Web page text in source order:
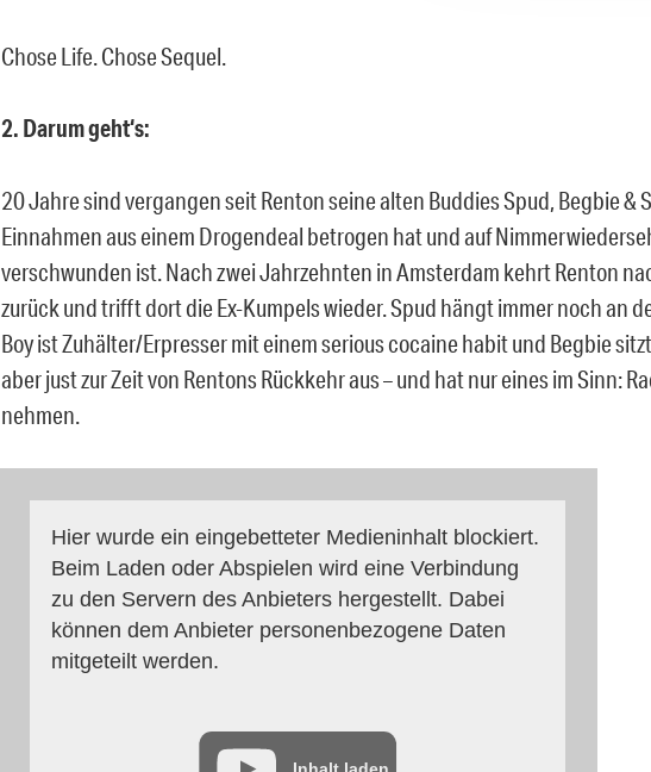
Chose Life. Chose Sequel.
2. Darum geht‘s:
20 Jahre sind vergangen seit Renton seine alten Buddies Spud, Begbie &
Einnahmen aus einem Drogendeal betrogen hat und auf
verschwunden ist. Nach zwei Jahrzehnten in Amsterdam kehrt Renton
zurück und trifft dort die Ex-Kumpels wieder. Spud hängt immer noch an
Boy ist Zuhälter/Erpresser mit einem serious cocaine habit und Begbie
aber just zur Zeit von Rentons Rückkehr aus – und hat nur eines im Sinn:
nehmen.
Hier wurde ein eingebetteter Medieninhalt blockiert.
Beim Laden oder Abspielen wird eine Verbindung
zu den Servern des Anbieters hergestellt. Dabei
können dem Anbieter personenbezogene Daten
mitgeteilt werden.
Inhalt laden